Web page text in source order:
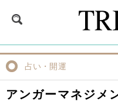
占い・開運
アンガーマネジメ